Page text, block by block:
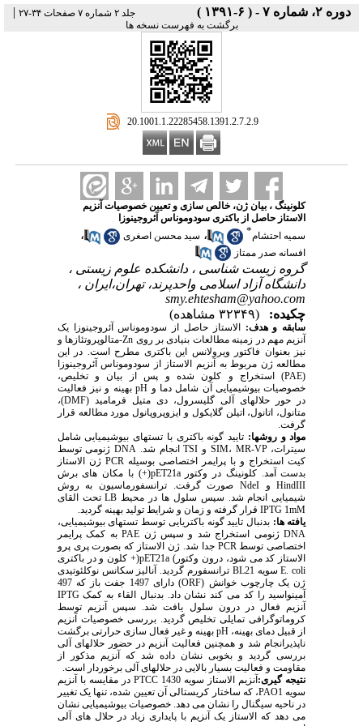
دوره ۲، شماره ۷ - ( ۶-۱۳۹۱ ) جلد ۲ شماره ۷ صفحات ۳۴-۲۷ |
برگشت به فهرست نسخه ها
‎ 20.1001.1.22285458.1391.2.7.2.9
کلونینگ ، بیان ژن، خالص سازی و تعیین خصوصیات آنزیم
الاستاز حاصل از باکتری سودوموناس آئروجینوزا
سمیه احتشام* ، سید محسن اصغری ،
افسانه صدر ممتاز
گروه زیست شناسی ، دانشکده علوم زیستی ،
دانشگاه آزاد اسلامی واحدپرند، تهران،ایران ،
smy.ehtesham@yahoo.com
چکیده:
(۳۲۳۴۹ مشاهده)
سابقه و هدف: الاستاز حاصل از سودوموناس آئروجینوزا یک
آنزیم مهم در زمینه مطالعات بنیادی بر روی Zn-متالوپروتئازها و
نیز بعنوان فاکتور ویرولانس این باکتری مطرح است. در این
مطالعه ژن مربوط به آنزیم الاستاز از سودوموناس آئروجینوزا
(PAE) استخراج و کلون شده و پس از بیان و تخلیص،
خصوصیات بیوشیمیایی آن شامل دما و pH بهینه و نیز فعالیت
در حور حلالهای آلی گلیسرول، دی متیل فرمامید (DMF)،
متانول، اتانول، اتیلن گلایکول و ایزوپروپانول مورد مطالعه قرار
گرفت.
مواد و روشها: تایید گونه باکتری با تستهای بیوشیمیایی شامل
سیترات، SIM، MR-VP و TSI انجام شد. DNA ژنومی توسط
کیت استخراج و با پرایمر اختصاصی بوسیله PCR ژن الاستاز
بدست آمد. کلونینگ در وکتور pET21a(+) با مکان های برش
HindIII و NdeI صورت گرفت. ترانسفورماسیون به روش
شیمیایی انجام شد. سپس سلول ها در محیط LB تحت القای
IPTG 1mM قرار گرفته و زمان و شرایط تولید بهینه گردید.
یافته ها: بدنبال تایید گونه باکتریایی توسط تستهای بیوشیمیایی،
DNA ژنومی استخراج شد و سپس ژن PAE به کمک پرایمر
اختصاصی توسط PCR جدا شد. ژن الاستاز که بصورت پری پرو
الاستاز کد می شود، درون وکتور) pET21a(+ کلون و در باکتری
E. coli سویه BL21 ترانسفورم گردید. آنالیز سکانس نوکلئوتیدی
ژن یک چارچوب خوانش (ORF) دارای 1497 جفت باز که 497
آمینواسید را کد می کند نشان داد. بدنبال القاء به کمک IPTG
آنزیم فعال در درون سلول یافت شد. سپس آنزیم توسط
کروماتوگرافی تمایلی تخلیص گردید. بررسی خصوصیات آنزیم
از قبیل دمای بهینه، pH بهینه و غیر فعال سازی حرارتی برگشت
ناپذیرانجام شد و همچنین فعالیت آنزیم در حضور حلالهای آلی
بررسی گردید و بخوبی نشان داده شد که آنزیم مذکور از
مقاومت و فعالیت بسیار بالایی در حلالهای آلی برخوردار است.
نتیجه گیری:
آنزیم الاستاز سویه PTCC 1430 در مقایسه با آنزیم
سویه PAO1، که ساختار کریستالی آن تعیین شده، تنها یک تغییر
در ناحیه سیگنال را نشان می دهد. خصوصیات بیوشیمیایی نشان
می دهد که الاستاز یک آنزیم با پایداری زیاد در حلال های آلی